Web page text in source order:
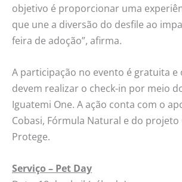
objetivo é proporcionar uma
que une a diversão do desfile ao
feira de adoção”, afirma.
A participação no evento é gratuita e
devem realizar o check-in por meio
Iguatemi One. A ação conta com o
Cobasi, Fórmula Natural e do projeto
Protege.
Serviço – Pet Day